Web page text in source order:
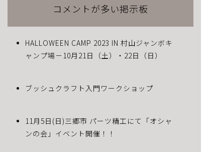
コメントが多い掲示板
HALLOWEEN CAMP 2023 IN 村山ジャンボキ
ャンプ場－10月21日（土）・22日（日）
ブッシュクラフト入門ワークショップ
11月5日(日)三郷市 パーツ精工にて「オシャ
ンの会」イベント開催！！